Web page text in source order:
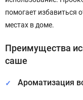
помогает избавиться
местах в доме.
Преимущества
саше
Ароматизация